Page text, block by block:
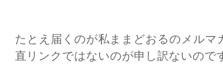
たとえ届くのが私ままどおるのメルマ
直リンクではないのが申し訳ないの